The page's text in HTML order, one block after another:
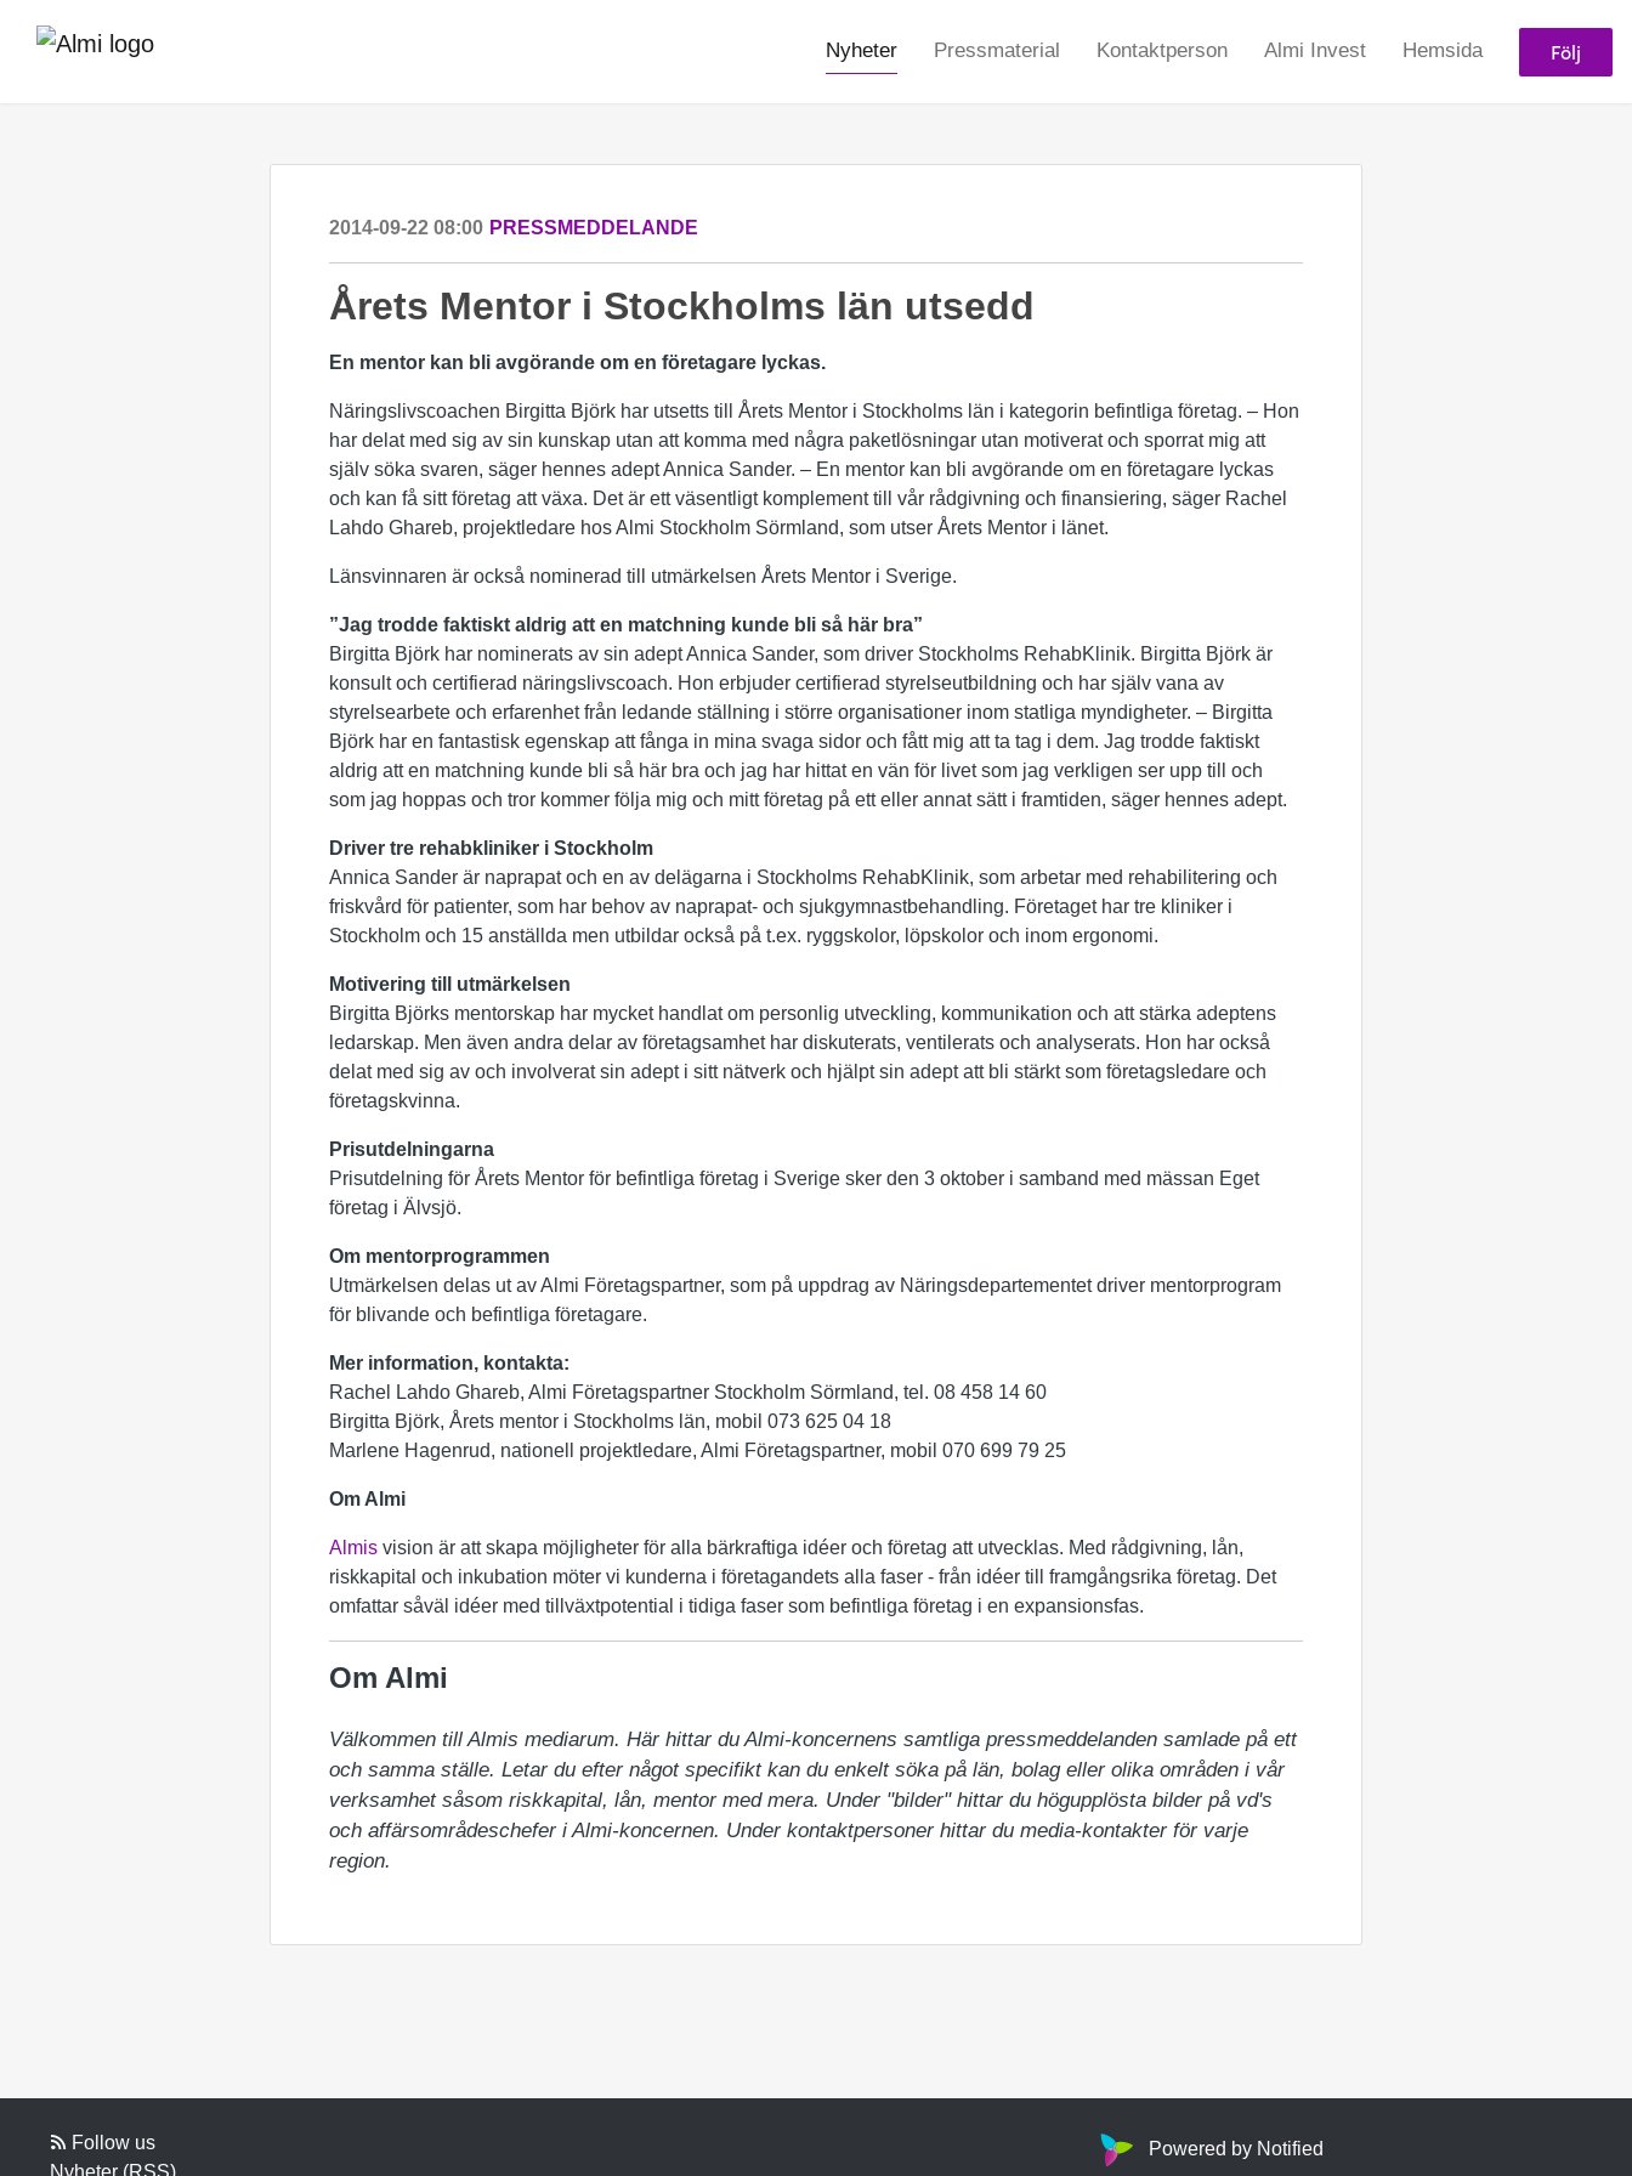
Nyheter Pressmaterial Kontaktperson Almi Invest Hemsida Följ
2014-09-22 08:00 PRESSMEDDELANDE
Årets Mentor i Stockholms län utsedd
En mentor kan bli avgörande om en företagare lyckas.
Näringslivscoachen Birgitta Björk har utsetts till Årets Mentor i Stockholms län i kategorin befintliga företag. – Hon
har delat med sig av sin kunskap utan att komma med några paketlösningar utan motiverat och sporrat mig att
själv söka svaren, säger hennes adept Annica Sander. – En mentor kan bli avgörande om en företagare lyckas
och kan få sitt företag att växa. Det är ett väsentligt komplement till vår rådgivning och finansiering, säger Rachel
Lahdo Ghareb, projektledare hos Almi Stockholm Sörmland, som utser Årets Mentor i länet.
Länsvinnaren är också nominerad till utmärkelsen Årets Mentor i Sverige.
”Jag trodde faktiskt aldrig att en matchning kunde bli så här bra”
Birgitta Björk har nominerats av sin adept Annica Sander, som driver Stockholms RehabKlinik. Birgitta Björk är
konsult och certifierad näringslivscoach. Hon erbjuder certifierad styrelseutbildning och har själv vana av
styrelsearbete och erfarenhet från ledande ställning i större organisationer inom statliga myndigheter. – Birgitta
Björk har en fantastisk egenskap att fånga in mina svaga sidor och fått mig att ta tag i dem. Jag trodde faktiskt
aldrig att en matchning kunde bli så här bra och jag har hittat en vän för livet som jag verkligen ser upp till och
som jag hoppas och tror kommer följa mig och mitt företag på ett eller annat sätt i framtiden, säger hennes adept.
Driver tre rehabkliniker i Stockholm
Annica Sander är naprapat och en av delägarna i Stockholms RehabKlinik, som arbetar med rehabilitering och
friskvård för patienter, som har behov av naprapat- och sjukgymnastbehandling. Företaget har tre kliniker i
Stockholm och 15 anställda men utbildar också på t.ex. ryggskolor, löpskolor och inom ergonomi.
Motivering till utmärkelsen
Birgitta Björks mentorskap har mycket handlat om personlig utveckling, kommunikation och att stärka adeptens
ledarskap. Men även andra delar av företagsamhet har diskuterats, ventilerats och analyserats. Hon har också
delat med sig av och involverat sin adept i sitt nätverk och hjälpt sin adept att bli stärkt som företagsledare och
företagskvinna.
Prisutdelningarna
Prisutdelning för Årets Mentor för befintliga företag i Sverige sker den 3 oktober i samband med mässan Eget
företag i Älvsjö.
Om mentorprogrammen
Utmärkelsen delas ut av Almi Företagspartner, som på uppdrag av Näringsdepartementet driver mentorprogram
för blivande och befintliga företagare.
Mer information, kontakta:
Rachel Lahdo Ghareb, Almi Företagspartner Stockholm Sörmland, tel. 08 458 14 60
Birgitta Björk, Årets mentor i Stockholms län, mobil 073 625 04 18
Marlene Hagenrud, nationell projektledare, Almi Företagspartner, mobil 070 699 79 25
Om Almi
Almis vision är att skapa möjligheter för alla bärkraftiga idéer och företag att utvecklas. Med rådgivning, lån,
riskkapital och inkubation möter vi kunderna i företagandets alla faser - från idéer till framgångsrika företag. Det
omfattar såväl idéer med tillväxtpotential i tidiga faser som befintliga företag i en expansionsfas.
Om Almi
Välkommen till Almis mediarum. Här hittar du Almi-koncernens samtliga pressmeddelanden samlade på ett
och samma ställe. Letar du efter något specifikt kan du enkelt söka på län, bolag eller olika områden i vår
verksamhet såsom riskkapital, lån, mentor med mera. Under "bilder" hittar du högupplösta bilder på vd's
och affärsområdeschefer i Almi-koncernen. Under kontaktpersoner hittar du media-kontakter för varje
region.
Follow us
Nyheter (RSS)
Powered by Notified